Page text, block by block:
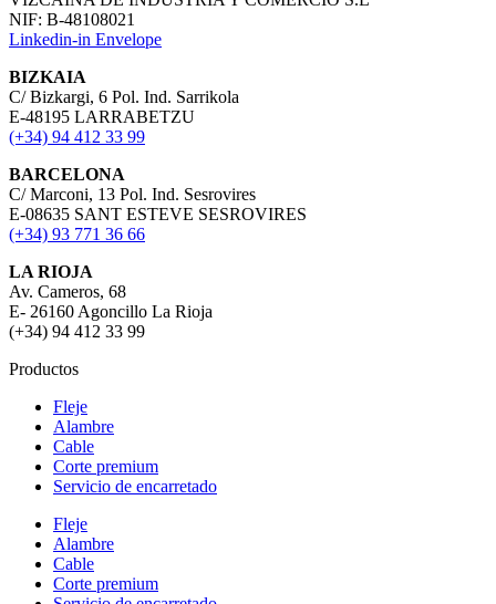
NIF: B-48108021
Linkedin-in Envelope
BIZKAIA
C/ Bizkargi, 6 Pol. Ind. Sarrikola
E-48195 LARRABETZU
(+34) 94 412 33 99
BARCELONA
C/ Marconi, 13 Pol. Ind. Sesrovires
E-08635 SANT ESTEVE SESROVIRES
(+34) 93 771 36 66
LA RIOJA
Av. Cameros, 68
E- 26160 Agoncillo La Rioja
(+34) 94 412 33 99
Productos
Fleje
Alambre
Cable
Corte premium
Servicio de encarretado
Fleje
Alambre
Cable
Corte premium